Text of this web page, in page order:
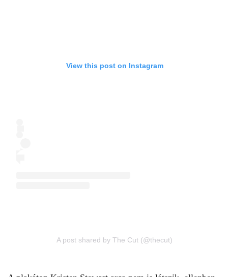
View this post on Instagram
A post shared by The Cut (@thecut)